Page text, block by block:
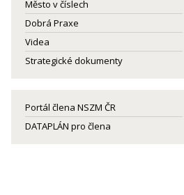
Město v číslech
Dobrá Praxe
Videa
Strategické dokumenty
Portál člena NSZM ČR
DATAPLÁN pro člena